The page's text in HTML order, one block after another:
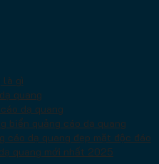
là gì
quang
dạ quang
biển quảng cáo dạ quang
cáo dạ quang đẹp mặt độc đáo
quang mới nhất 2025